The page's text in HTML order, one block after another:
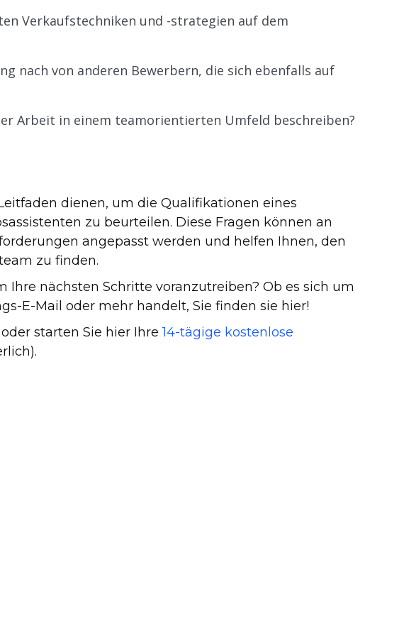
Verkaufstechniken und -strategien auf dem
nach von anderen Bewerbern, die sich ebenfalls auf
Arbeit in einem teamorientierten Umfeld beschreiben?
dienen, um die Qualifikationen eines
zu beurteilen. Diese Fragen können an
angepasst werden und helfen Ihnen, den
zu finden.
Ihre nächsten Schritte voranzutreiben? Ob es sich um
E-Mail oder mehr handelt, Sie finden sie hier!
starten Sie hier Ihre14-tägige kostenlose